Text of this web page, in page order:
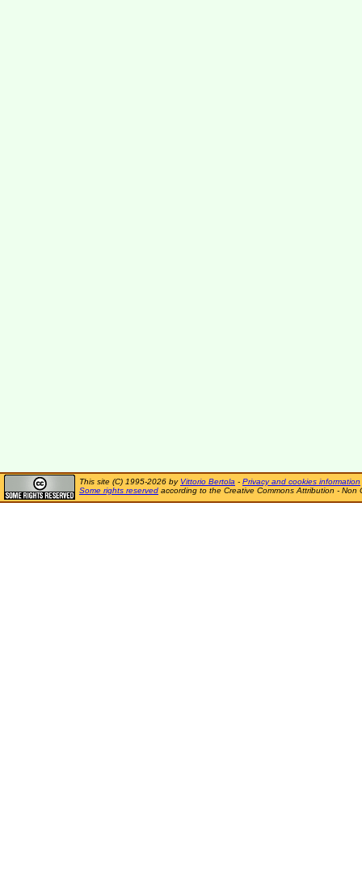
This site (C) 1995-2026 by Vittorio Bertola - Privacy and cookies information
Some rights reserved according to the Creative Commons Attribution - Non